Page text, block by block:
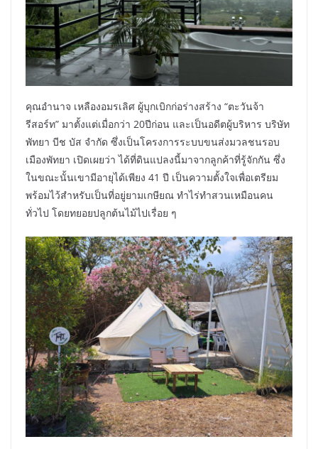
คุณอำนาจ เหลืองอมรเลิศ ผู้บุกเบิกก่อร่างสร้าง “ตะวันจ้า
รีสอร์ท” มาตั้งแต่เมื่อกว่า 20ปีก่อน และเป็นอดีตผู้บริหาร บริษัท
พัทยา บีช บัส จำกัด ซึ่งเป็นโครงการระบบขนส่งมวลชนรอบ
เมืองพัทยา เปิดเผยว่า ได้ที่ดินแปลงนี้มาจากลูกค้าที่รู้จักกัน ซึ่ง
ในขณะนั้นเขามีอายุได้เพียง 41 ปี เป็นความตั้งใจเพื่อเตรียม
พร้อมไว้สำหรับเป็นที่อยู่ยามเกษียณ ทำไร่ทำสวนเหมือนคน
ทั่วไป โดยทยอยปลูกต้นไม้ไปเรื่อย ๆ